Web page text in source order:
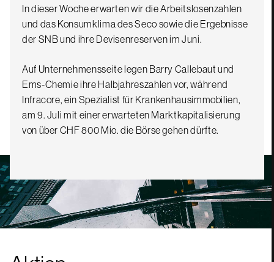
In dieser Woche erwarten wir die Arbeitslosenzahlen
und das Konsumklima des Seco sowie die Ergebnisse
der SNB und ihre Devisenreserven im Juni.
Auf Unternehmensseite legen Barry Callebaut und
Ems-Chemie ihre Halbjahreszahlen vor, während
Infracore, ein Spezialist für Krankenhausimmobilien,
am 9. Juli mit einer erwarteten Marktkapitalisierung
von über CHF 800 Mio. die Börse gehen dürfte.